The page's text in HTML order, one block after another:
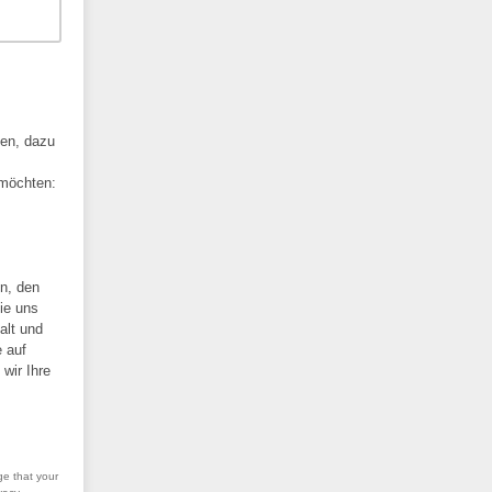
dazu
den
uns
und
auf
Ihre
that your